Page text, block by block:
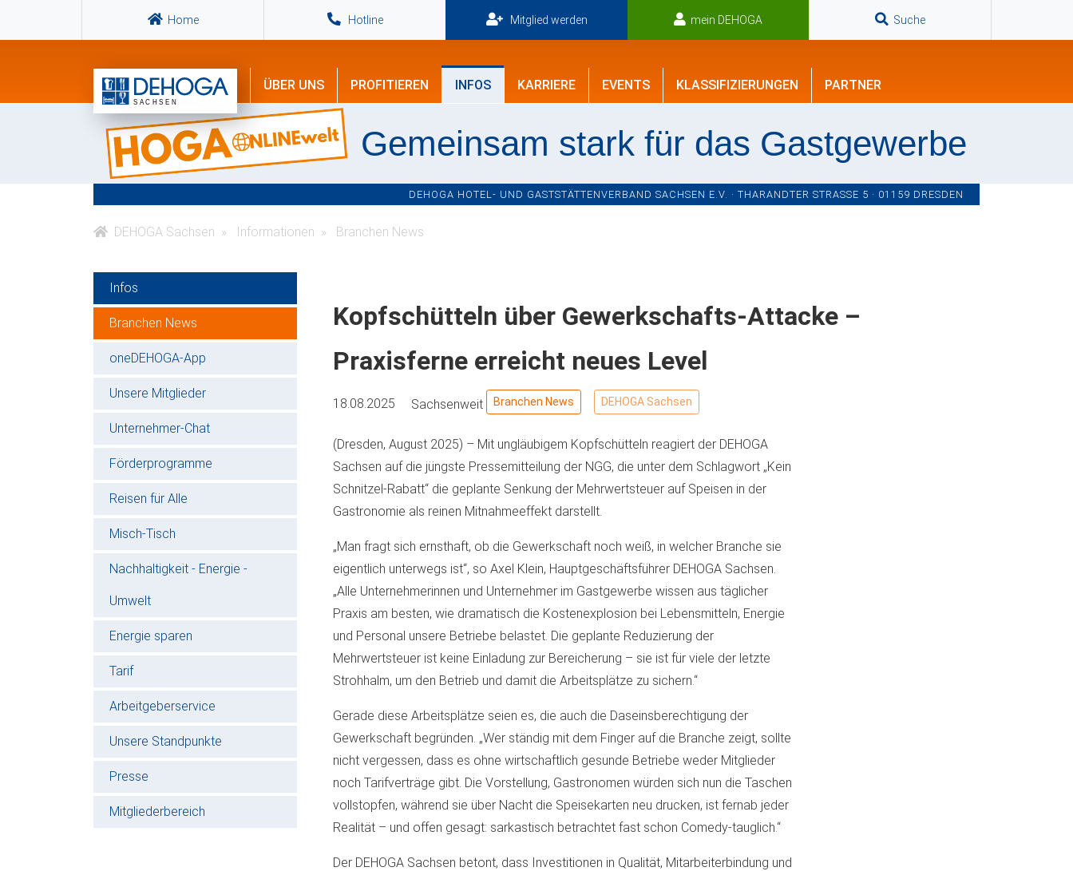
Home Hotline Mitglied werden mein DEHOGA Suche
ÜBER UNS PROFITIEREN INFOS KARRIERE EVENTS KLASSIFIZIERUNGEN PARTNER
Gemeinsam stark für das Gastgewerbe
DEHOGA HOTEL- UND GASTSTÄTTENVERBAND SACHSEN E.V. · THARANDTER STRASSE 5 · 01159 DRESDEN
DEHOGA Sachsen Informationen Branchen News
Infos
Branchen News
oneDEHOGA-App
Unsere Mitglieder
Unternehmer-Chat
Förderprogramme
Reisen für Alle
Misch-Tisch
Nachhaltigkeit - Energie -
Umwelt
Energie sparen
Tarif
Arbeitgeberservice
Unsere Standpunkte
Presse
Mitgliederbereich
Kopfschütteln über Gewerkschafts-Attacke –
Praxisferne erreicht neues Level
18.08.2025 Sachsenweit Branchen News DEHOGA Sachsen
(Dresden, August 2025) – Mit ungläubigem Kopfschütteln reagiert der DEHOGA
Sachsen auf die jüngste Pressemitteilung der NGG, die unter dem Schlagwort „Kein
Schnitzel-Rabatt“ die geplante Senkung der Mehrwertsteuer auf Speisen in der
Gastronomie als reinen Mitnahmeeffekt darstellt.
„Man fragt sich ernsthaft, ob die Gewerkschaft noch weiß, in welcher Branche sie
eigentlich unterwegs ist“, so Axel Klein, Hauptgeschäftsführer DEHOGA Sachsen.
„Alle Unternehmerinnen und Unternehmer im Gastgewerbe wissen aus täglicher
Praxis am besten, wie dramatisch die Kostenexplosion bei Lebensmitteln, Energie
und Personal unsere Betriebe belastet. Die geplante Reduzierung der
Mehrwertsteuer ist keine Einladung zur Bereicherung – sie ist für viele der letzte
Strohhalm, um den Betrieb und damit die Arbeitsplätze zu sichern.“
Gerade diese Arbeitsplätze seien es, die auch die Daseinsberechtigung der
Gewerkschaft begründen. „Wer ständig mit dem Finger auf die Branche zeigt, sollte
nicht vergessen, dass es ohne wirtschaftlich gesunde Betriebe weder Mitglieder
noch Tarifverträge gibt. Die Vorstellung, Gastronomen würden sich nun die Taschen
vollstopfen, während sie über Nacht die Speisekarten neu drucken, ist fernab jeder
Realität – und offen gesagt: sarkastisch betrachtet fast schon Comedy-tauglich.“
Der DEHOGA Sachsen betont, dass Investitionen in Qualität, Mitarbeiterbindung und